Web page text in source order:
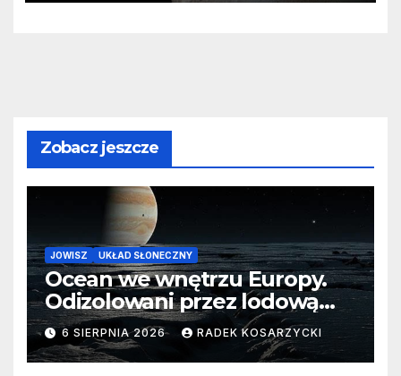
Zobacz jeszcze
JOWISZ UKŁAD SŁONECZNY
Ocean we wnętrzu Europy.
Odizolowani przez lodową
barierę
6 SIERPNIA 2026 RADEK KOSARZYCKI